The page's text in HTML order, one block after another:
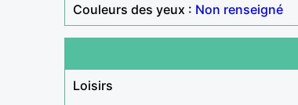
Couleurs des yeux : Non renseigné
Loisirs